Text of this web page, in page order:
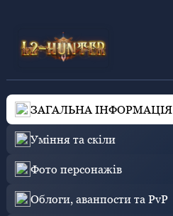
ЗАГАЛЬНА ІНФОРМАЦІЯ
Уміння та скіли
Фото персонажів
Облоги, аванпости та PvP